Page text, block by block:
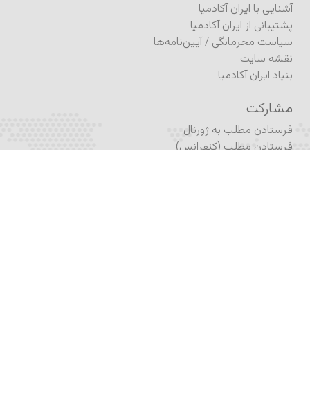
آشنایی با ایران آکادمیا
پشتیبانی از ایران آکادمیا
سیاست محرمانگی /آیین‌نامه‌ها
نقشه سایت
بنیاد ایران آکادمیا
مشارکت
فرستادن مطلب به ژورنال
فرستادن مطلب (کنفرانس)